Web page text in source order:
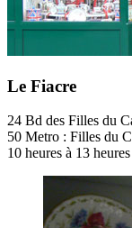
Le Fiacre
24 Bd des Filles du
50 Metro : Filles du
10 heures à 13